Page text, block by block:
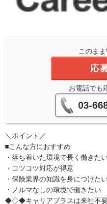
このまま
応
お電話でも
03-
＼ポイント／
■こんな方におすすめ
・落ち着いた環境で長く働きた
・コツコツ対応が得意
・保険業界の知識を身につけた
・ノルマなしの環境で働きたい
◆◇◆キャリアプラスは来社不要